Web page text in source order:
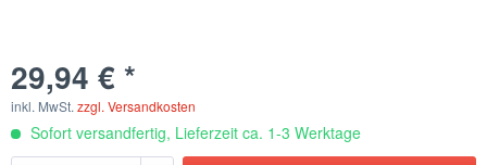
29,94 € *
inkl. MwSt. zzgl. Versandkosten
Sofort versandfertig, Lieferzeit ca. 1-3 Werktage